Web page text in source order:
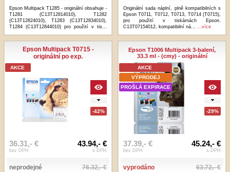
Epson Multipack T1285 - originální obsahuje -
T1281 (C13T12814010), T1282
(C13T12824010), T1283 (C13T12834010),
T1284 (C13T12844010) pro použití v tis...
Originální sada náplní, plně kompatibilních s
Epson T0711, T0712, T0713, T0714 (T0715),
pro použití v tiskárnách Epson.
C13T07154012, kompatibilní ná... ...více
Epson Multipack T0715 -
originální po exp.
AKCE
-42%
36.31,- €
bez DPH
43.94,- €
s DPH
neprodejné 76.32,- €
Epson T1006 Multipack 3-balení,
33.3 ml - (cmy) - originální
AKCE
VÝPRODEJ
PROŠLÁ EXPIRACE
-29%
37.39,- €
bez DPH
45.24,- €
s DPH
vyprodáno 63.72,- €